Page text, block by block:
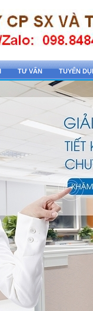
TƯ VẤN TUYỂN